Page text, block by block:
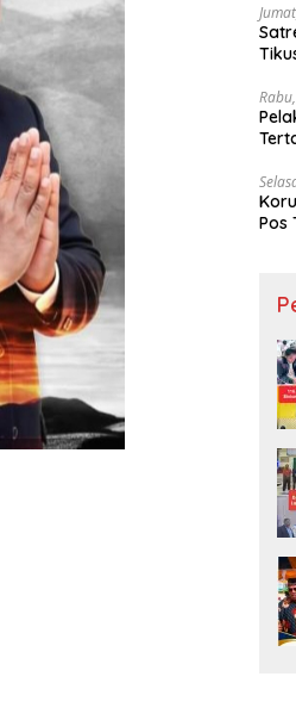
Pos